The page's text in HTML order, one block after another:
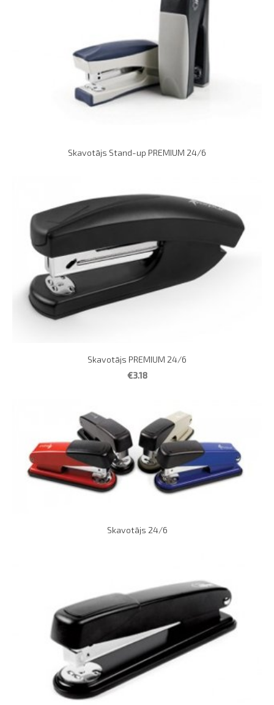
Skavotājs Stand-up PREMIUM 24/6
Skavotājs PREMIUM 24/6
€3.18
Skavotājs 24/6